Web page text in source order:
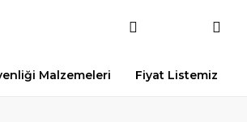
Malzemeleri Fiyat Listemiz